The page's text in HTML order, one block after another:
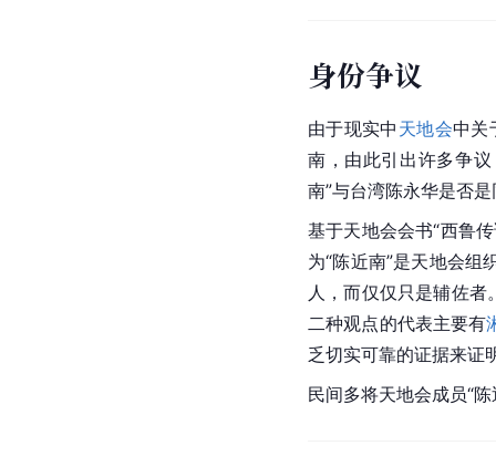
身份争议
由于现实中 天地会中关
南，由此引出许多争
南”与台湾陈永华是否是
基于天地会会书“西鲁
为“陈近南”是天地会组
人，而仅仅只是辅佐者
二种观点的代表主要有
乏切实可靠的证据来证
民间多将天地会成员“